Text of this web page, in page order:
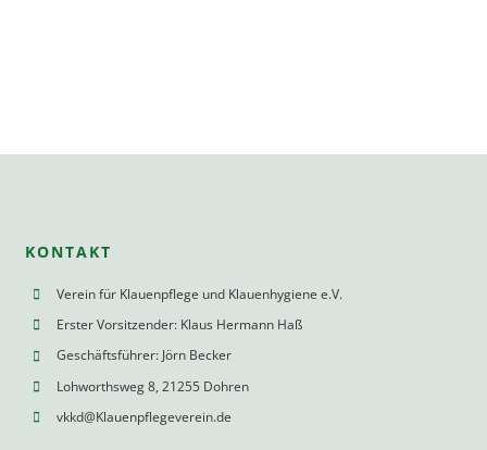
KONTAKT
Verein für Klauenpflege und Klauenhygiene e.V.
Erster Vorsitzender: Klaus Hermann Haß
Geschäftsführer: Jörn Becker
Lohworthsweg 8, 21255 Dohren
vkkd@Klauenpflegeverein.de